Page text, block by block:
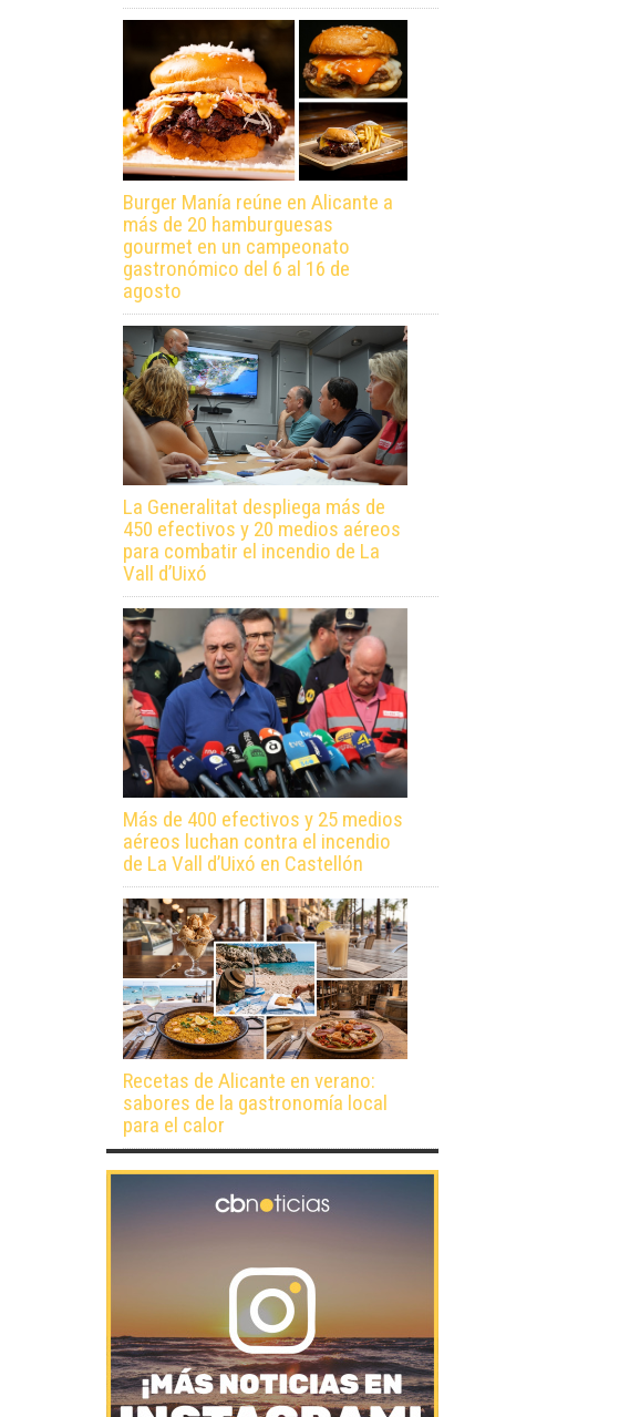
Burger Manía reúne en Alicante a
más de 20 hamburguesas
gourmet en un campeonato
gastronómico del 6 al 16 de
agosto
La Generalitat despliega más de
450 efectivos y 20 medios aéreos
para combatir el incendio de La
Vall d’Uixó
Más de 400 efectivos y 25 medios
aéreos luchan contra el incendio
de La Vall d’Uixó en Castellón
Recetas de Alicante en verano:
sabores de la gastronomía local
para el calor